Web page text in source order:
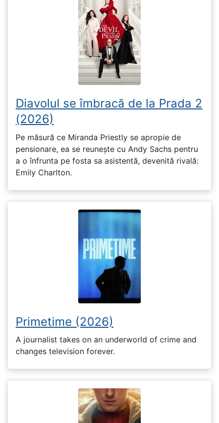
Diavolul se îmbracă de la Prada 2
(2026)
Pe măsură ce Miranda Priestly se apropie de
pensionare, ea se reunește cu Andy Sachs pentru
a o înfrunta pe fosta sa asistentă, devenită rivală:
Emily Charlton.
Primetime (2026)
A journalist takes on an underworld of crime and
changes television forever.